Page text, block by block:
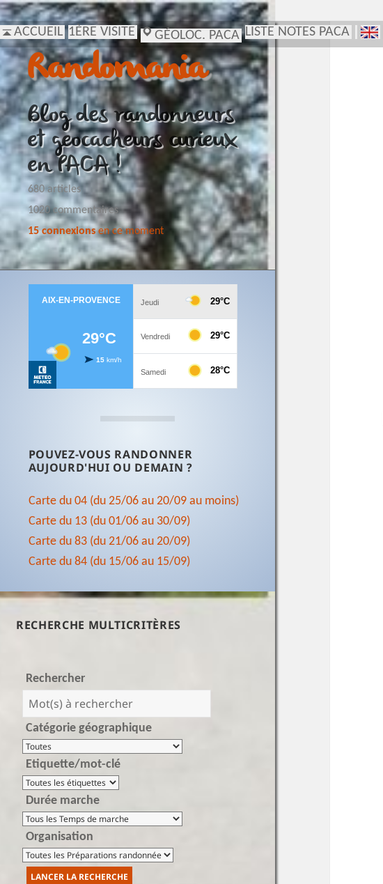
ACCUEIL 1ÈRE VISITE GÉOLOC. PACA LISTE NOTES PACA
Randomania
Blog des randonneurs
et geocacheurs curieux
en PACA !
680 articles
1020 commentaires
15 connexionsen ce moment
POUVEZ-VOUS RANDONNER
AUJOURD'HUI OU DEMAIN ?
Carte du 04 (du 25/06 au 20/09 au moins)
Carte du 13 (du 01/06 au 30/09)
Carte du 83 (du 21/06 au 20/09)
Carte du 84 (du 15/06 au 15/09)
RECHERCHE MULTICRITÈRES
Rechercher
Catégorie géographique
Etiquette/mot-clé
Durée marche
Organisation